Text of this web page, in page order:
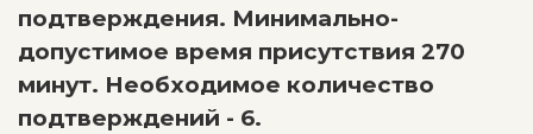
подтверждения. Минимально-
допустимое время присутствия 270
минут. Необходимое количество
подтверждений - 6.